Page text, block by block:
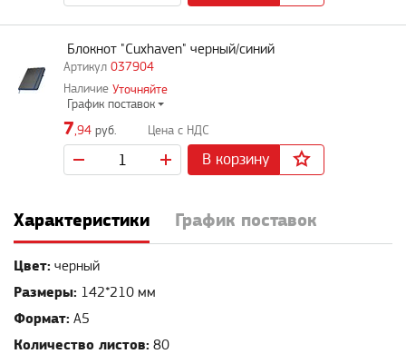
037904
Блокнот "Cuxhaven" черный/синий
Уточняйте
График поставок
7,94 руб.
В корзину
Характеристики График поставок
Цвет: черный
Размеры: 142*210 мм
Формат: А5
Количество листов: 80